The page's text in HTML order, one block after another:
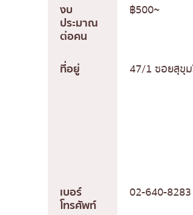
งบ
ประมาณ
ต่อคน
฿500~
ที่อยู่ 47/1 ซอยสุขุ
เบอร์
โทรศัพท์
02-640-8283